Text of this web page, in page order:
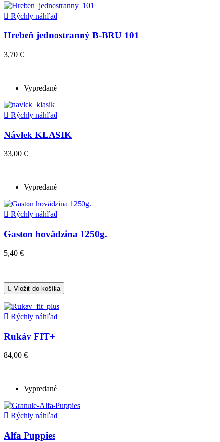
 Rýchly náhľad
Hrebeň jednostranný B-BRU 101
3,70 €
Vypredané
 Rýchly náhľad
Návlek KLASIK
33,00 €
Vypredané
 Rýchly náhľad
Gaston hovädzina 1250g.
5,40 €
 Vložiť do košíka
 Rýchly náhľad
Rukáv FIT+
84,00 €
Vypredané
 Rýchly náhľad
Alfa Puppies